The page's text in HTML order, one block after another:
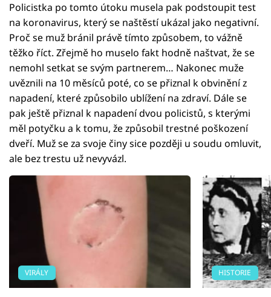
Policistka po tomto útoku musela pak podstoupit test
na koronavirus, který se naštěstí ukázal jako negativní.
Proč se muž bránil právě tímto způsobem, to vážně
těžko říct. Zřejmě ho muselo fakt hodně naštvat, že se
nemohl setkat se svým partnerem… Nakonec muže
uvěznili na 10 měsíců poté, co se přiznal k obvinění z
napadení, které způsobilo ublížení na zdraví. Dále se
pak ještě přiznal k napadení dvou policistů, s kterými
měl potyčku a k tomu, že způsobil trestné poškození
dveří. Muž se za svoje činy sice později u soudu omluvit,
ale bez trestu už nevyvázl.
VIRÁLY HISTORIE